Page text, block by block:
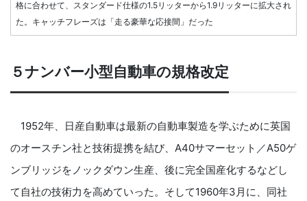
格に合わせて、スタンダード仕様の1.5リッターから1.9リッターに拡大され
た。キャッチフレーズは「走る豪華な応接間」だった
５ナンバー小型自動車の規格改定
1952年、日産自動車は最新の自動車製造を学ぶために英国
のオースチン社と技術提携を結び、A40サマーセット／A50ゲ
ンブリッジをノックダウン生産、後に完全国産化するなどし
て自社の技術力を高めていった。そして1960年3月に、同社